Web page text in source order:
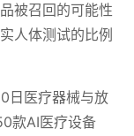
被召回的可能性
人体测试的比例
日医疗器械与放
款AI医疗设备